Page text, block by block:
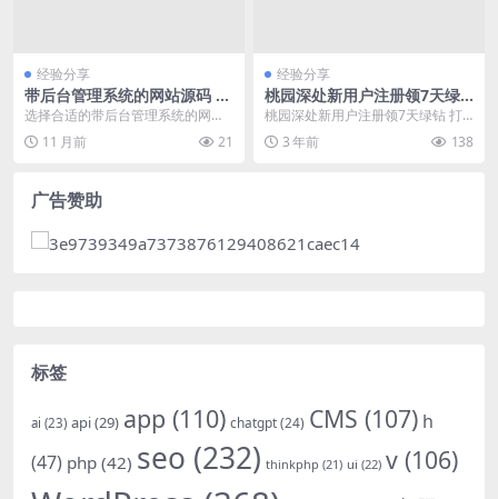
经验分享
带后台管理系统的网站源码 功
能完整性 常见需求 解决方案
选择合适的带后台管理系统的网站
源码是构建高效网站的关键。以下
针对常见需求提供解决...
11 月前 21
经验分享
桃园深处新用户注册领7天绿
钻
桃园深处新用户注册领7天绿钻 打
开地址跳转到QQ音乐APP->下载注
册游戏...
3 年前 138
广告赞助
标签
ai (23) api(29) app (110) chatgpt(24) CMS (107) h
(47) php (42) seo (232) thinkphp (21) ui (22) v (106)